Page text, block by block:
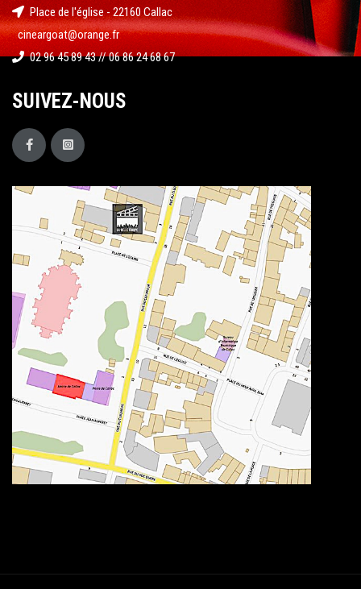
Place de l'église - 22160 Callac
cineargoat@orange.fr
02 96 45 89 43 // 06 86 24 68 67
SUIVEZ-NOUS